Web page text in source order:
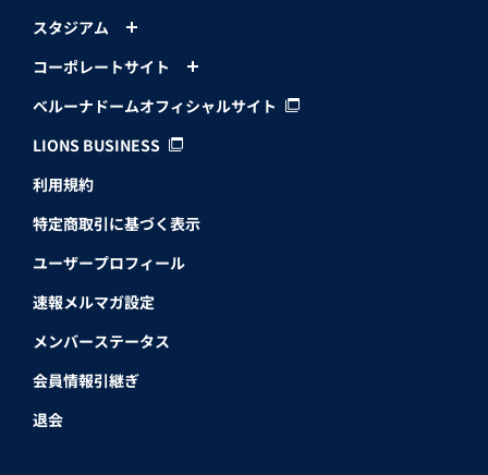
スタジアム
コーポレートサイト
ベルーナドームオフィシャルサイト
LIONS BUSINESS
利用規約
特定商取引に基づく表示
ユーザープロフィール
速報メルマガ設定
メンバーステータス
会員情報引継ぎ
退会